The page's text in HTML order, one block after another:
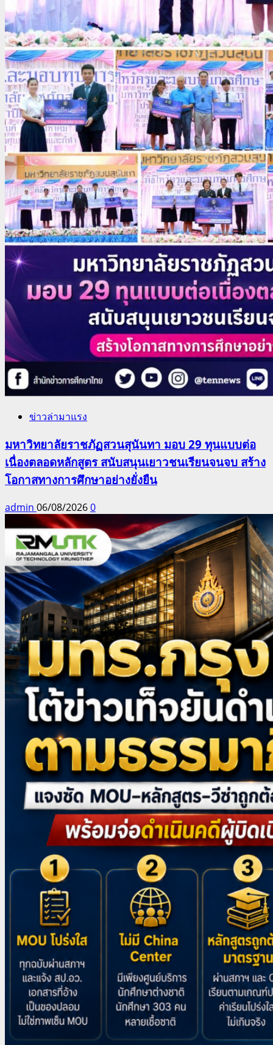
ข่าวล่ามาแรง
มหาวิทยาลัยราชภัฏสวนสุนันทา มอบ 29 ทุนแบบต่อ
เนื่องตลอดหลักสูตร สนับสนุนเยาวชนเรียนจนจบ สร้าง
โอกาสทางการศึกษาอย่างยั่งยืน
admin 06/08/20260